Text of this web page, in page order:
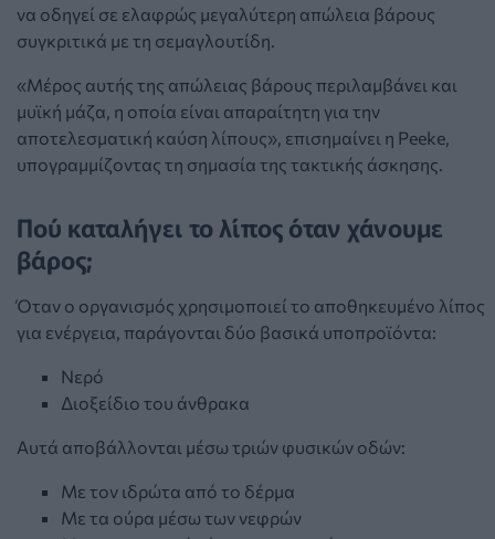
να οδηγεί σε ελαφρώς μεγαλύτερη απώλεια βάρους
συγκριτικά με τη σεμαγλουτίδη.
«Μέρος αυτής της απώλειας βάρους περιλαμβάνει και
μυϊκή μάζα, η οποία είναι απαραίτητη για την
αποτελεσματική καύση λίπους», επισημαίνει η Peeke,
υπογραμμίζοντας τη σημασία της τακτικής άσκησης.
Πού καταλήγει το λίπος όταν χάνουμε
βάρος;
Όταν ο οργανισμός χρησιμοποιεί το αποθηκευμένο λίπος
για ενέργεια, παράγονται δύο βασικά υποπροϊόντα:
Νερό
Διοξείδιο του άνθρακα
Αυτά αποβάλλονται μέσω τριών φυσικών οδών:
Με τον ιδρώτα από το δέρμα
Με τα ούρα μέσω των νεφρών